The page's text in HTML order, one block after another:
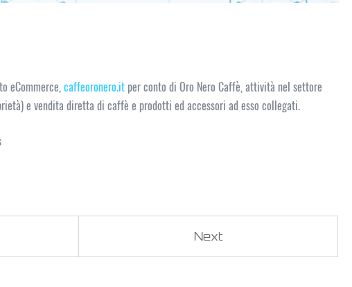
eCommerce, caffeoronero.it per conto di Oro Nero Caffè, attività nel settore
e vendita diretta di caffè e prodotti ed accessori ad esso collegati.
Next